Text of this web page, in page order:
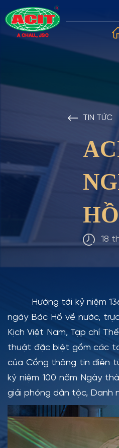
TIN TỨC
18
Hướng tới kỷ niệm 136
ngày Bác Hồ về nước,
Kịch Việt Nam, Tạp chí
thuật đặc biệt gồm các
của Cổng thông tin điện
kỷ niệm 100 năm Ngày
giải phóng dân tộc, Danh